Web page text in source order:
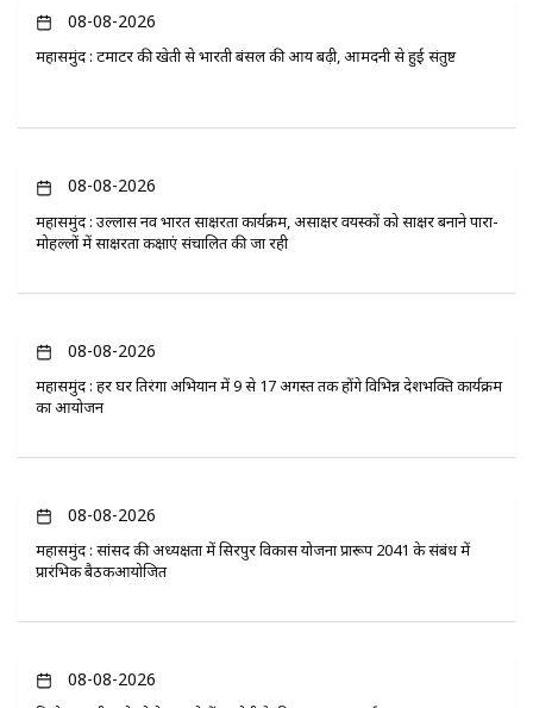
08-08-2026
महासमुंद : टमाटर की खेती से भारती बंसल की आय बढ़ी, आमदनी से हुई संतुष्ट
08-08-2026
महासमुंद : उल्लास नव भारत साक्षरता कार्यक्रम, असाक्षर वयस्कों को साक्षर बनाने पारा-
मोहल्लों में साक्षरता कक्षाएं संचालित की जा रही
08-08-2026
महासमुंद : हर घर तिरंगा अभियान में 9 से 17 अगस्त तक होंगे विभिन्न देशभक्ति कार्यक्रम
का आयोजन
08-08-2026
महासमुंद : सांसद की अध्यक्षता में सिरपुर विकास योजना प्रारूप 2041 के संबंध में
प्रारंभिक बैठकआयोजित
08-08-2026